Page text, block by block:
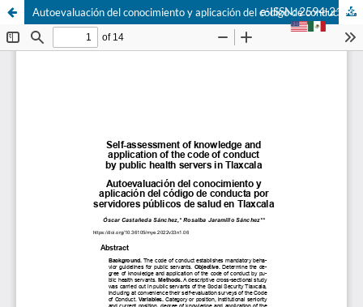
Autoevaluación del conocimiento y aplicación del código de conducta por servidores públicos de salud en Tlaxcala
e-ISSN: 2594-2166